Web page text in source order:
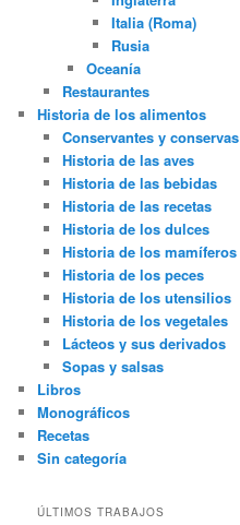
Italia (Roma)
Rusia
Oceanía
Restaurantes
Historia de los alimentos
Conservantes y conservas
Historia de las aves
Historia de las bebidas
Historia de las recetas
Historia de los dulces
Historia de los mamíferos
Historia de los peces
Historia de los utensilios
Historia de los vegetales
Lácteos y sus derivados
Sopas y salsas
Libros
Monográficos
Recetas
Sin categoría
ÚLTIMOS TRABAJOS